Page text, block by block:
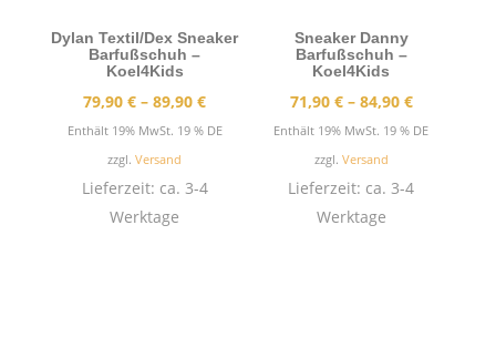
Dylan Textil/Dex Sneaker
Barfußschuh –
Koel4Kids
79,90€ –89,90€Preisspanne:
79,90 €
89,90 €
Enthält 19% MwSt. 19 % DE
zzgl.Versand
Lieferzeit: ca. 3-4
Werktage
Sneaker Danny
Barfußschuh –
Koel4Kids
71,90 € – 84,90 €
71,90 €
84,90 €
Enthält 19% MwSt. 19 % DE
zzgl. Versand
Lieferzeit: ca. 3-4
Werktage